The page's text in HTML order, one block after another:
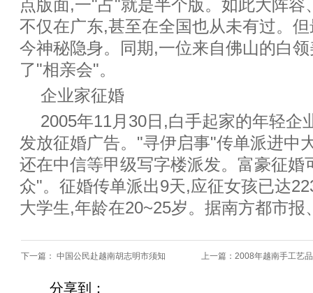
点版面,一"占"就是半个版。如此大阵
不仅在广东,甚至在全国也从未有过。
今神秘隐身。同期,一位来自佛山的白
了"相亲会"。
企业家征婚
2005年11月30日,白手起家的年轻企
发放征婚广告。"寻伊启事"传单派进中
还在中信等甲级写字楼派发。富豪征婚
众"。征婚传单派出9天,应征女孩已达
大学生,年龄在20~25岁。据南方都市报
下一篇： 中国公民赴越南胡志明市须知 上一篇： 2008年越南手工艺
分享到：